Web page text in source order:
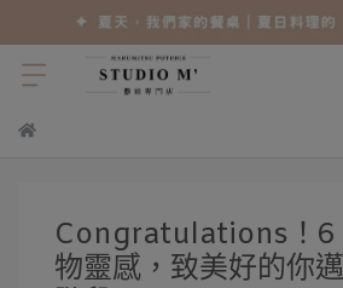
Congratulations！6
物靈感，致美好的你